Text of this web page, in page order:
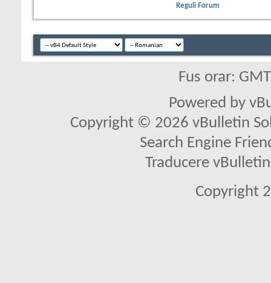
Reguli Forum
Fus orar:
Powered by
Copyright © 2026 vBulletin
Search Engine
Traducere
Copyright